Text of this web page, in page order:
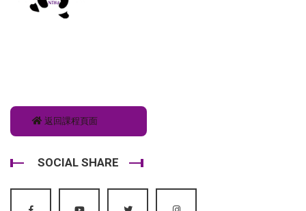
返回課程頁面
SOCIAL SHARE